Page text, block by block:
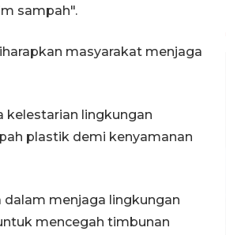
sampah".
masyarakat menjaga
kelestarian lingkungan
plastik demi kenyamanan
menjaga lingkungan
mencegah timbunan